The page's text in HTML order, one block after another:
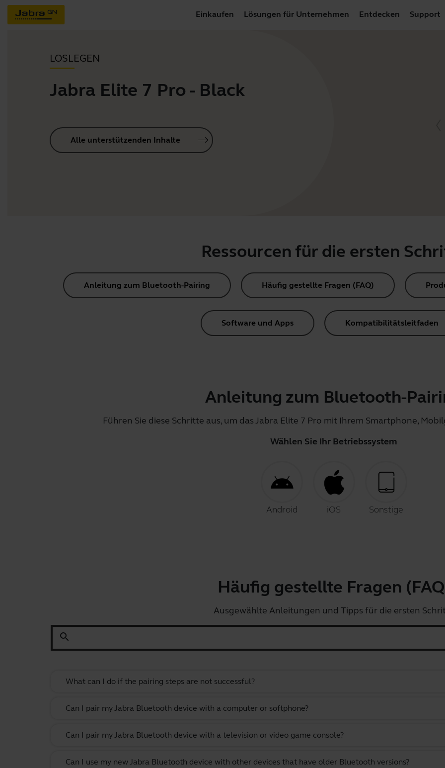
Einkaufen Lösungen für Unternehmen Entdecken Support
LOSLEGEN
Jabra Elite 7 Pro - Black
Alle unterstützenden Inhalte
Ressourcen für die ersten
Anleitung zum Bluetooth-Pairing Häufig gestellte Fragen (FAQ)
Software und Apps Kompatibilitätsleitfaden
Anleitung zum Bluetooth-
Führen Sie diese Schritte aus, um das Jabra Elite 7 Pro mit Ihrem Smartphone,
Wählen Sie Ihr Betriebssystem
Android iOS Sonstige
Häufig gestellte Fragen
Ausgewählte Anleitungen und Tipps für die ersten
search
What can I do if the pairing steps are not successful?
Can I pair my Jabra Bluetooth device with a computer or softphone?
Can I pair my Jabra Bluetooth device with a television or video game console?
Can I use my new Jabra Bluetooth device with other devices that have older Bluetooth versions?